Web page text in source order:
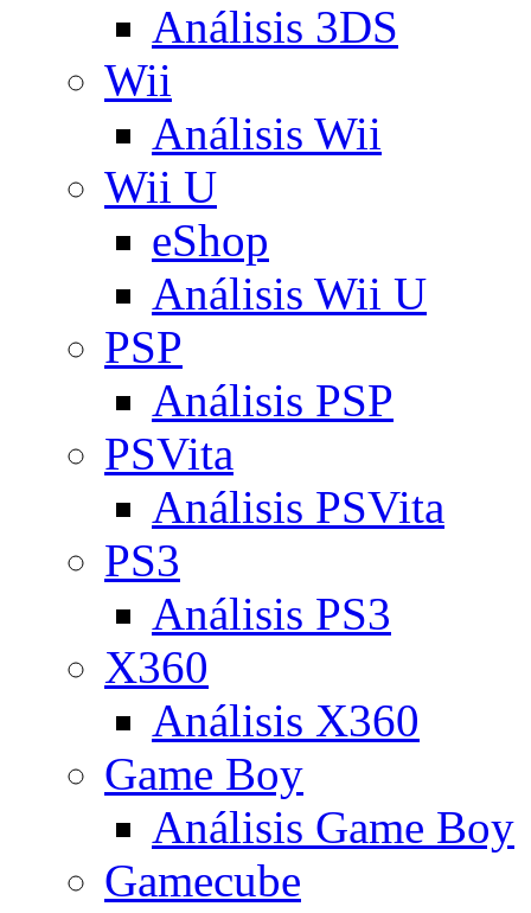
Análisis 3DS
Wii
Análisis Wii
Wii U
eShop
Análisis Wii U
PSP
Análisis PSP
PSVita
Análisis PSVita
PS3
Análisis PS3
X360
Análisis X360
Game Boy
Análisis Game Boy
Gamecube